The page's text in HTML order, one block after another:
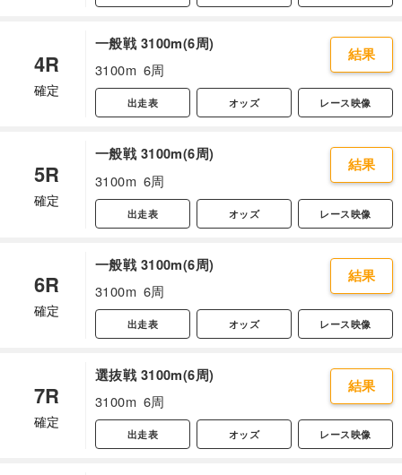
4R
確定
一般戦 3100m(6周)
3100m 6周
結果
出走表 オッズ レース映像
5R
確定
一般戦 3100m(6周)
3100m 6周
結果
出走表 オッズ レース映像
6R
確定
一般戦 3100m(6周)
3100m 6周
結果
出走表 オッズ レース映像
7R
確定
選抜戦 3100m(6周)
3100m 6周
結果
出走表 オッズ レース映像